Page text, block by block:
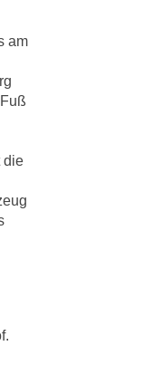
am
die